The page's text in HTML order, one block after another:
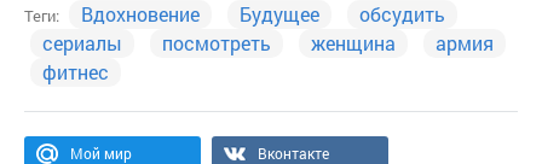
Теги: Вдохновение Будущее
обсудить
сериалы
посмотреть женщина
армия
фитнес
Мой мир
Вконтакте